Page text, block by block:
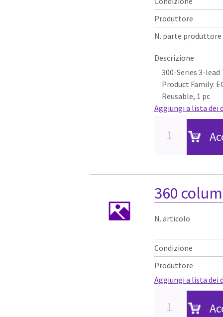
Produttore
N. parte produttore
Descrizione
300-Series 3-
Product Family:
Reusable, 1 pc
Aggiungi a lista dei
360
N. articolo
Condizione
Produttore
Aggiungi a lista dei